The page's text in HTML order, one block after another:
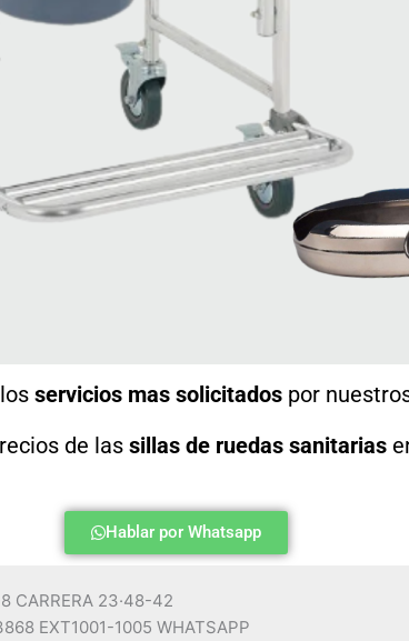
servicios mas solicitados por
de las sillas de ruedas sanitarias
Hablar por Whatsapp
CARRERA 23·48-42
EXT1001-1005 WHATSAPP